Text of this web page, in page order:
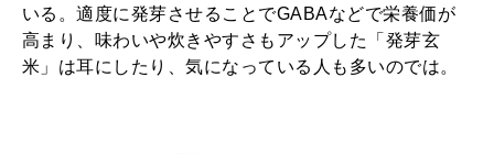
いる。適度に発芽させることでGABAなどで栄養価が
高まり、味わいや炊きやすさもアップした「発芽玄
米」は耳にしたり、気になっている人も多いのでは。